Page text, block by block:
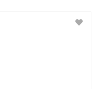
a través de nuestro
crear un perfil de sus
personal, sino
única de su navegador y